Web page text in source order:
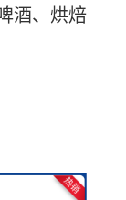
酒、烘焙